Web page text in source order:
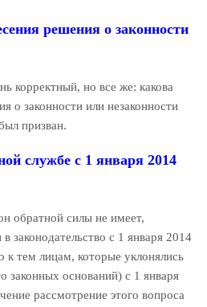
решения о законности
корректный, но все же: какова
о законности или незаконности
призван.
службе с 1 января 2014
обратной силы не имеет,
законодательство с 1 января 2014
к тем лицам, которые уклонялись
законных оснований) с 1 января
рассмотрение этого вопроса